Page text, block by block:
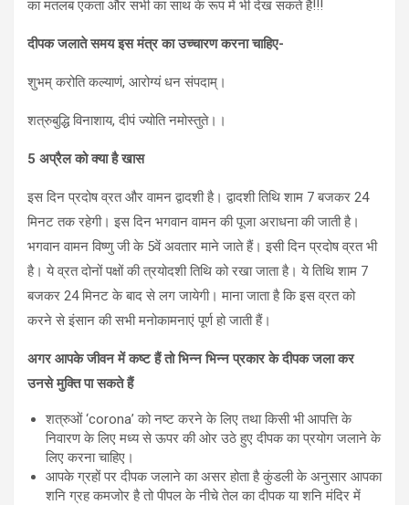
का मतलब एकता और सभी का साथ के रूप में भी देख सकते है!!!
दीपक जलाते समय इस मंत्र का उच्चारण करना चाहिए-
शुभम् करोति कल्याणं, आरोग्यं धन संपदाम्।
शत्रुबुद्धि विनाशाय, दीपं ज्योति नमोस्तुते।।
5 अप्रैल को क्या है खास
इस दिन प्रदोष व्रत और वामन द्वादशी है। द्वादशी तिथि शाम 7 बजकर 24
मिनट तक रहेगी। इस दिन भगवान वामन की पूजा अराधना की जाती है।
भगवान वामन विष्णु जी के 5वें अवतार माने जाते हैं। इसी दिन प्रदोष व्रत भी
है। ये व्रत दोनों पक्षों की त्रयोदशी तिथि को रखा जाता है। ये तिथि शाम 7
बजकर 24 मिनट के बाद से लग जायेगी। माना जाता है कि इस व्रत को
करने से इंसान की सभी मनोकामनाएं पूर्ण हो जाती हैं।
अगर आपके जीवन में कष्ट हैं तो भिन्न भिन्न प्रकार के दीपक जला कर
उनसे मुक्ति पा सकते हैं
शत्रुओं ‘corona’ को नष्ट करने के लिए तथा किसी भी आपत्ति के
निवारण के लिए मध्य से ऊपर की ओर उठे हुए दीपक का प्रयोग जलाने के
लिए करना चाहिए।
आपके ग्रहों पर दीपक जलाने का असर होता है कुंडली के अनुसार आपका
शनि ग्रह कमजोर है तो पीपल के नीचे तेल का दीपक या शनि मंदिर में